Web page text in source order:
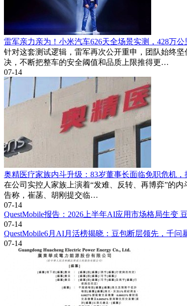
雷军亲力亲为！小米汽车626天全场景实测，428万
针对这套测试逻辑，雷军再次公开重申，团队始终
决，不断把整车的安全阈值和品质上限推得更…
07-14
奥精医疗家族内斗升级：83岁董事长面临免职危机
在公司实控人家族上演着“发难、反转、再博弈”的
告称，崔菡、胡刚提交临…
07-14
QuestMobile报告：2026上半年AI应用市场格局生变
07-14
QuestMobile6月AI月活榜揭晓：豆包断层领先，千问
07-14